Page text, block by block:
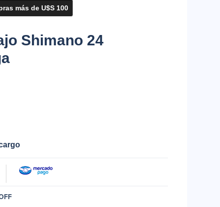
más de U$S 100
Shimano 24